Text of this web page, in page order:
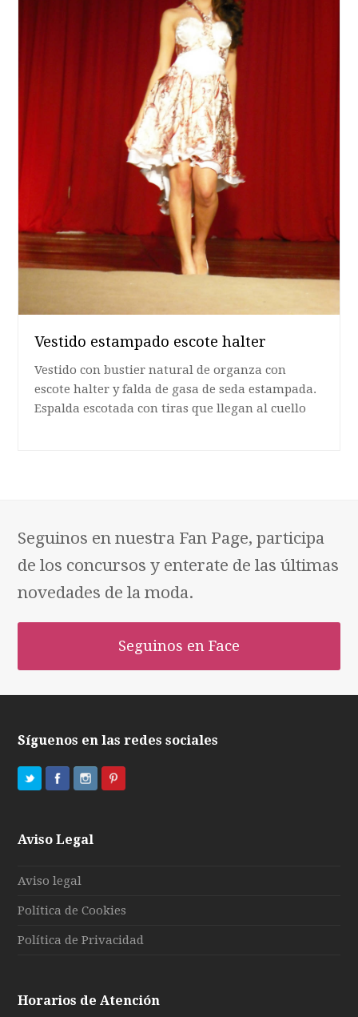
Vestido estampado escote halter
Vestido con bustier natural de organza con
escote halter y falda de gasa de seda estampada.
Espalda escotada con tiras que llegan al cuello
Seguinos en nuestra Fan Page, participa
de los concursos y enterate de las últimas
novedades de la moda.
Seguinos en Face
Síguenos en las redes sociales
Aviso Legal
Aviso legal
Política de Cookies
Política de Privacidad
Horarios de Atención